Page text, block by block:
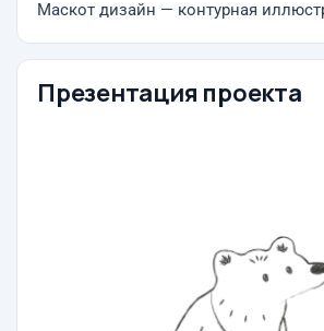
Маскот дизайн — контурная
Презентация проекта